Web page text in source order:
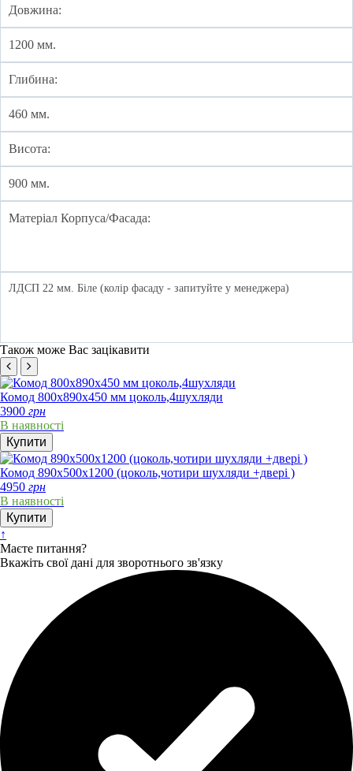
Довжина:
1200 мм.
Глибина:
460 мм.
Висота:
900 мм.
Матеріал Корпуса/Фасада:
ЛДСП 22 мм. Біле (колір фасаду - запитуйте у менеджера)
Також може Вас зацікавити
Комод 800х890х450 мм цоколь,4шухляди
3900 грн
В наявності
Купити
Комод 890х500х1200 (цоколь,чотири шухляди +двері )
4950 грн
В наявності
Купити
↑
Маєте питання?
Вкажіть свої дані для зворотнього зв'язку